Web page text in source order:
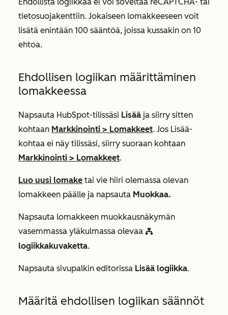
tietosuojakenttiin. Jokaiseen lomakkeeseen voit
lisätä enintään 100 sääntöä, joissa kussakin on 10
ehtoa.
Ehdollisen logiikan määrittäminen
lomakkeessa
Napsauta HubSpot-tilissäsi Lisää ja siirry sitten
kohtaan Markkinointi > Lomakkeet. Jos Lisää-
kohtaa ei näy tilissäsi, siirry suoraan kohtaan
Markkinointi > Lomakkeet.
Luo uusi lomake tai vie hiiri olemassa olevan
lomakkeen päälle ja napsauta Muokkaa.
Napsauta lomakkeen muokkausnäkymän
vasemmassa yläkulmassa olevaa workflows
logiikkakuvaketta.
Napsauta sivupalkin editorissa Lisää logiikka.
Määritä ehdollisen logiikan säännöt